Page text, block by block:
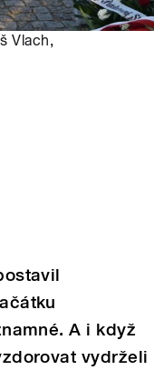
Vlach,
A i když
vydrželi